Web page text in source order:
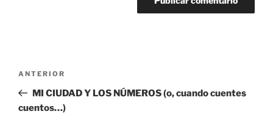
entradas
Entrada
anterior:
ANTERIOR
MI CIUDAD Y LOS NÚMEROS (o, cuando cuentes
cuentos…)